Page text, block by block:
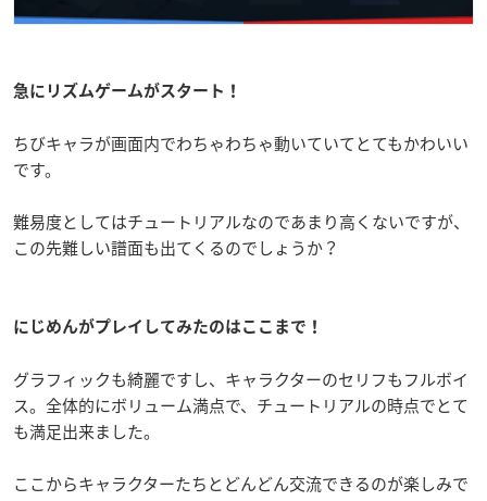
急にリズムゲームがスタート！
ちびキャラが画面内でわちゃわちゃ動いていてとてもかわいい
です。
難易度としてはチュートリアルなのであまり高くないですが、
この先難しい譜面も出てくるのでしょうか？
にじめんがプレイしてみたのはここまで！
グラフィックも綺麗ですし、キャラクターのセリフもフルボイ
ス。全体的にボリューム満点で、チュートリアルの時点でとて
も満足出来ました。
ここからキャラクターたちとどんどん交流できるのが楽しみで